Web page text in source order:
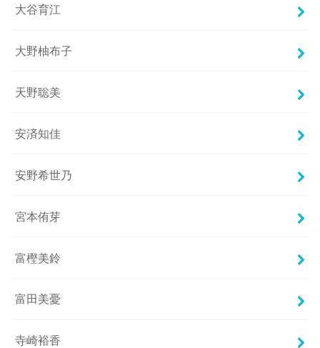
大谷育江
大野柚布子
天野聡美
安済知佳
安野希世乃
宮本侑芽
富樫美鈴
富田美憂
寺崎裕香